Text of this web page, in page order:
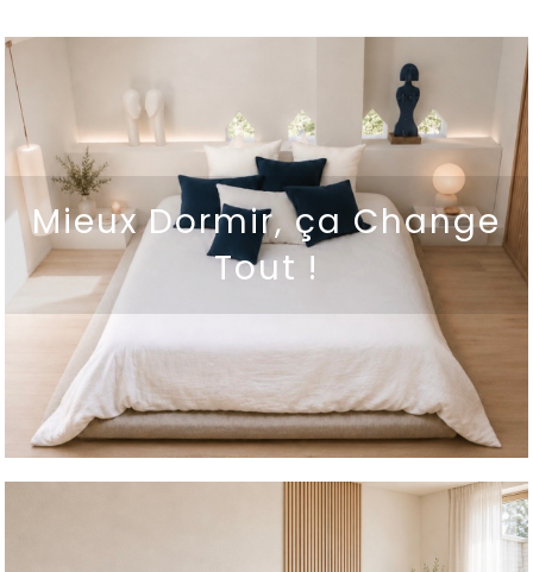
Mieux Dormir, ça Change
Tout !